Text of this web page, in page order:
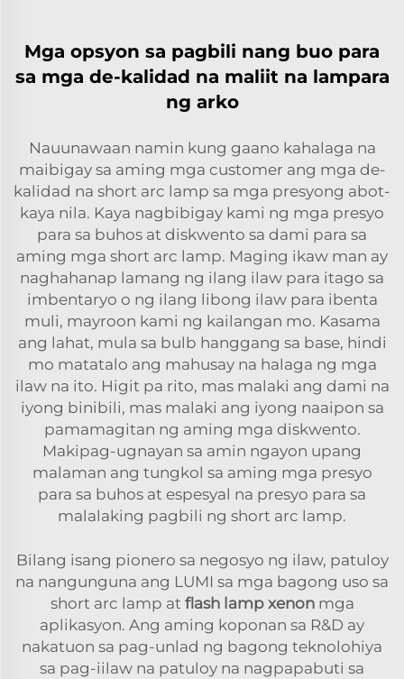
Mga opsyon sa pagbili nang buo para
sa mga de-kalidad na maliit na lampara
ng arko
Nauunawaan namin kung gaano kahalaga na
maibigay sa aming mga customer ang mga de-
kalidad na short arc lamp sa mga presyong abot-
kaya nila. Kaya nagbibigay kami ng mga presyo
para sa buhos at diskwento sa dami para sa
aming mga short arc lamp. Maging ikaw man ay
naghahanap lamang ng ilang ilaw para itago sa
imbentaryo o ng ilang libong ilaw para ibenta
muli, mayroon kami ng kailangan mo. Kasama
ang lahat, mula sa bulb hanggang sa base, hindi
mo matatalo ang mahusay na halaga ng mga
ilaw na ito. Higit pa rito, mas malaki ang dami na
iyong binibili, mas malaki ang iyong naaipon sa
pamamagitan ng aming mga diskwento.
Makipag-ugnayan sa amin ngayon upang
malaman ang tungkol sa aming mga presyo
para sa buhos at espesyal na presyo para sa
malalaking pagbili ng short arc lamp.
Bilang isang pionero sa negosyo ng ilaw, patuloy
na nangunguna ang LUMI sa mga bagong uso sa
short arc lamp at flash lamp xenon mga
aplikasyon. Ang aming koponan sa R&D ay
nakatuon sa pag-unlad ng bagong teknolohiya
sa pag-iilaw na patuloy na nagpapabuti sa